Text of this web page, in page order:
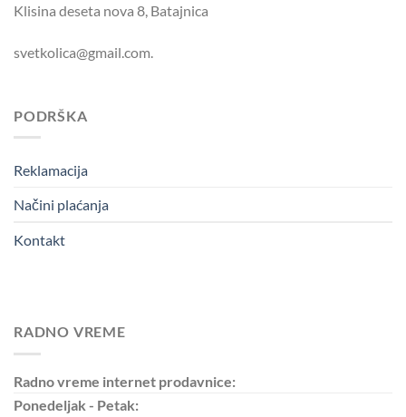
Klisina deseta nova 8, Batajnica
svetkolica@gmail.com.
PODRŠKA
Reklamacija
Načini plaćanja
Kontakt
RADNO VREME
Radno vreme internet prodavnice:
Ponedeljak - Petak: